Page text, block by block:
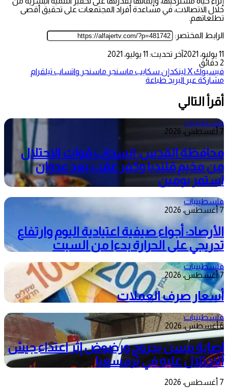
خلال الاتصالات، في مساعدة أفراد المجتمعات على تحقيق أقصى
تطلعاتهم.
الرابط المختصر:
11 يوليو، 2021
آخر تحديث: 11 يوليو، 2021
2 دقائق
فيسبوك‫Xلينكدإن سكايب ماسنجر ماسنجر واتساب تيلقرام
مشاركة عبر البريد طباعة
أقرأ التالي
فلسطينيات
7 أغسطس، 2026
محافظة القدس: انسحاب قوات الاحتلال
من مخيم قلنديا وكفر عقب بعد عدوان
استمر يومين
فلسطينيات
7 أغسطس، 2026
الأرصاد: أجواء صيفية اعتيادية اليوم وارتفاع
تدريجي على الحرارة بدءا من السبت
فلسطينيات
7 أغسطس، 2026
أسعار صرف العملات
فلسطينيات
6 أغسطس، 2026
إصابة مسن بجروح ورضوض إثر اعتداء جيش
الاحتلال عليه في ترمسعيا
7 أغسطس، 2026